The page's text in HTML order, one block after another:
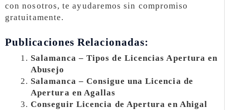
con nosotros, te ayudaremos sin compromiso
gratuitamente.
Publicaciones Relacionadas:
Salamanca – Tipos de Licencias Apertura en
Abusejo
Salamanca – Consigue una Licencia de
Apertura en Agallas
Conseguir Licencia de Apertura en Ahigal